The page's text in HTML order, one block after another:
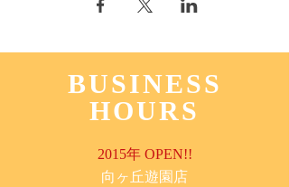
BUSINESS
HOURS
2015年 OPEN!!
​向ヶ丘遊園店